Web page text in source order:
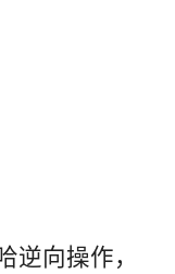
向操作，